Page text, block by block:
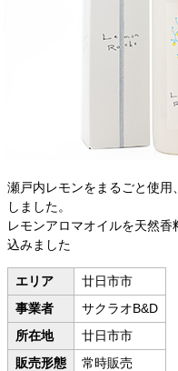
瀬戸内レモンをまるごと使用
しました。
レモンアロマオイルを天然
込みました
エリア
廿日市市
事業者
サクラオB&D
所在地
廿日市市
販売形態
常時販売